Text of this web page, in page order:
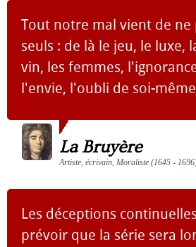
Tout notre mal vient de
seuls : de là le jeu, le luxe,
vin, les femmes,
l'envie, l'oubli de soi-
La Bruyère
Artiste, écrivain, Moraliste (1645 -
Les déceptions
prévoir que la série sera